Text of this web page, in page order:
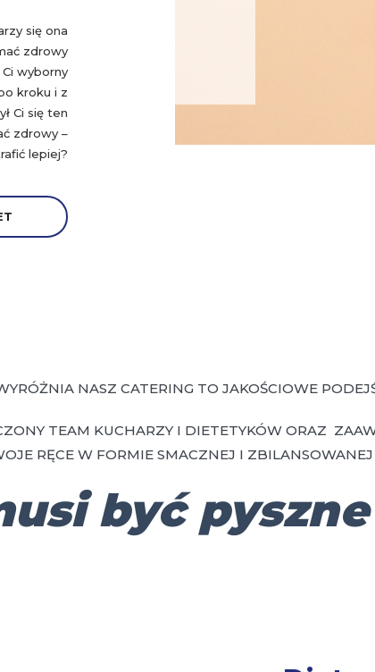
się ona
zdrowy
wyborny
kroku i z
Ci się ten
zdrowy –
lepiej?
NASZ CATERING TO JAKOŚCIOWE
TEAM KUCHARZY I DIETETYKÓW ORAZ
RĘCE W FORMIE SMACZNEJ I
być